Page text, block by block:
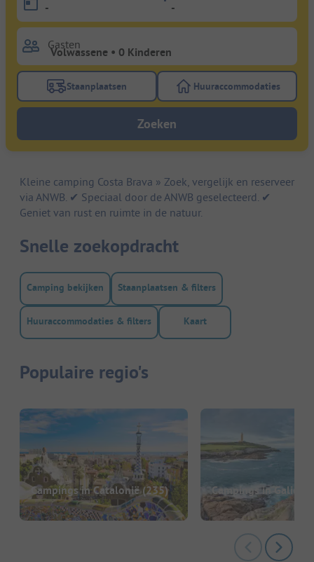
- -
Gasten
Gebruik de filterknop staanplaatsen om te zoeken
Staanplaatsen Gebruik de
Huuraccommodaties
Zoeken
Kleine camping Costa Brava » Zoek, vergelijk en reserveer
via ANWB. ✔ Speciaal door de ANWB geselecteerd. ✔
Geniet van rust en ruimte in de natuur.
Snelle zoekopdracht
Camping bekijken Staanplaatsen & filters
Huuraccommodaties & filters Kaart
Populaire regio's
Campings in Catalonië(235) Campings in Galicië